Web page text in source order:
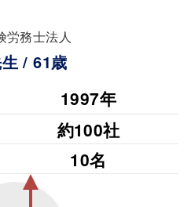
労務士法人
/ 61歳
1997年
約100社
10名